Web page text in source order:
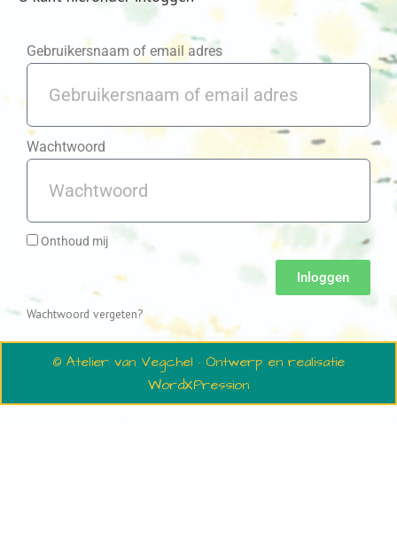
Gebruikersnaam of email adres
Wachtwoord
Onthoud mij
Inloggen
Wachtwoord vergeten?
© Atelier van Vegchel · Ontwerp en realisatie
WordXPression